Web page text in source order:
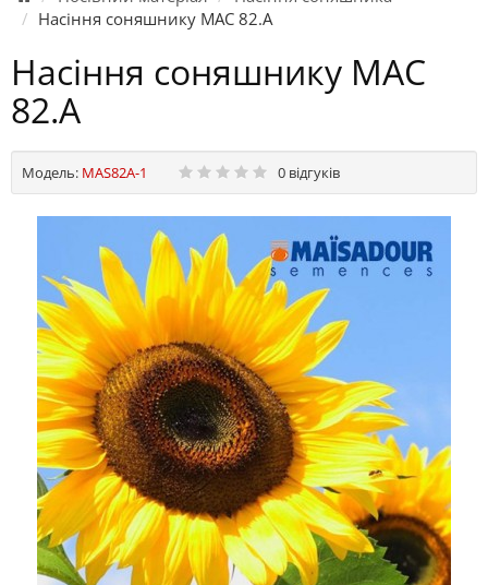
Насіння соняшнику МАС 82.А
Насіння соняшнику МАС
82.А
Модель: MAS82A-1 0 відгуків